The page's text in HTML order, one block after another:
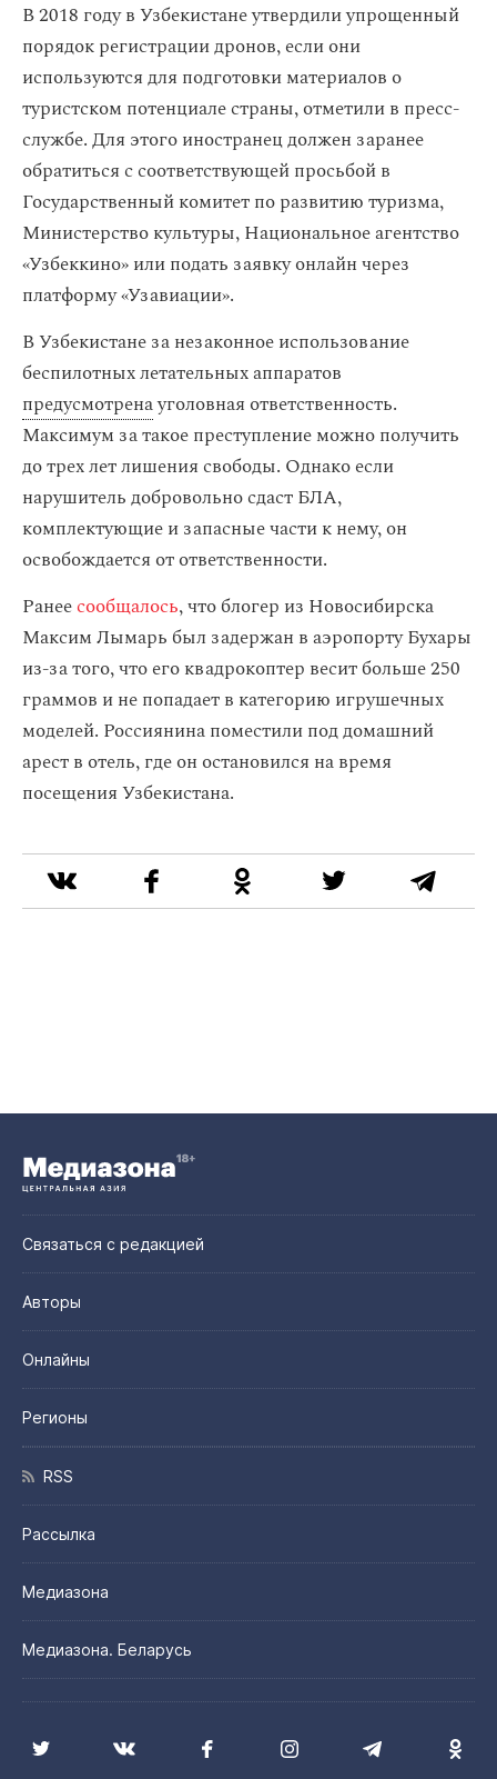
В 2018 году в Узбекистане утвердили упрощенный
порядок регистрации дронов, если они
используются для подготовки материалов о
туристском потенциале страны, отметили в пресс-
службе. Для этого иностранец должен заранее
обратиться с соответствующей просьбой в
Государственный комитет по развитию туризма,
Министерство культуры, Национальное агентство
«Узбеккино» или подать заявку онлайн через
платформу «Узавиации».
В Узбекистане за незаконное использование
беспилотных летательных аппаратов
предусмотренауголовная ответственность.
Максимум за такое преступление можно получить
до трех лет лишения свободы. Однако если
нарушитель добровольно сдаст БЛА,
комплектующие и запасные части к нему, он
освобождается от ответственности.
Ранеесообщалось, что блогер из Новосибирска
Максим Лымарь был задержан в аэропорту Бухары
из-за того, что его квадрокоптер весит больше 250
граммов и не попадает в категорию игрушечных
моделей. Россиянина поместили под домашний
арест в отель, где он остановился на время
посещения Узбекистана.
Связаться с редакцией
Авторы
Онлайны
Регионы
RSS
Рассылка
Медиазона
Медиазона. Беларусь